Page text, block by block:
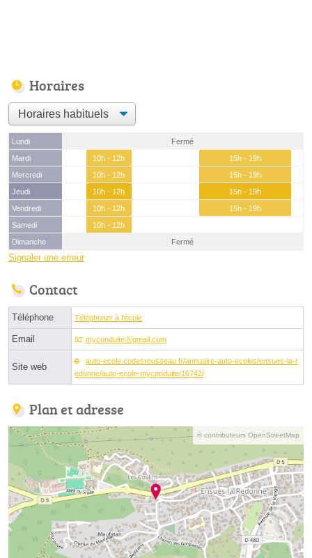
Horaires
Lundi
Fermé
Mardi
10h - 12h
15h - 19h
Mercredi
10h - 12h
15h - 19h
Jeudi
10h - 12h
15h - 19h
Vendredi
10h - 12h
15h - 19h
Samedi
10h - 12h
Dimanche
Fermé
Signaler une erreur
Contact
Téléphone Téléphoner à l'école
Email myconduiteⓐgmail.com
Site web
auto-ecole.codesrousseau.fr/annuaire-auto-ecoles/ensues-la-r
edonne/auto-ecole-myconduite/16742/
Plan et adresse
© contributeurs OpenStreetMap